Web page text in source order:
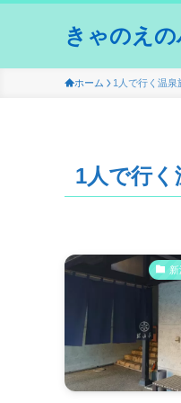
きゃのえの
ホーム 1人で行く温泉
1人で行く
新